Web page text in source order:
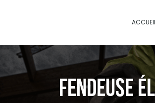
FENDEUSE